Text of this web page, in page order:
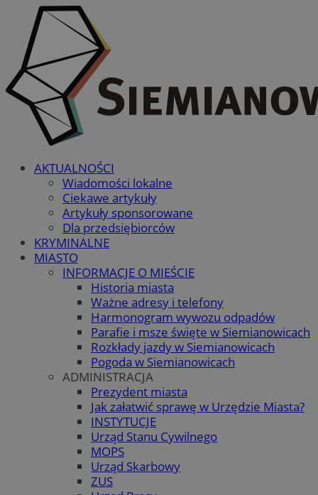
AKTUALNOŚCI
Wiadomości lokalne
Ciekawe artykuły
Artykuły sponsorowane
Dla przedsiębiorców
KRYMINALNE
MIASTO
INFORMACJE O MIEŚCIE
Historia miasta
Ważne adresy i telefony
Harmonogram wywozu odpadów
Parafie i msze święte w Siemianowicach
Rozkłady jazdy w Siemianowicach
Pogoda w Siemianowicach
ADMINISTRACJA
Prezydent miasta
Jak załatwić sprawę w Urzędzie Miasta?
INSTYTUCJE
Urząd Stanu Cywilnego
MOPS
Urząd Skarbowy
ZUS